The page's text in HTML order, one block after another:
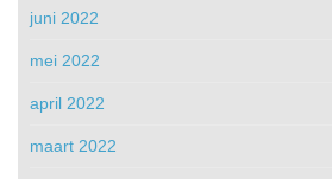
juni 2022
mei 2022
april 2022
maart 2022